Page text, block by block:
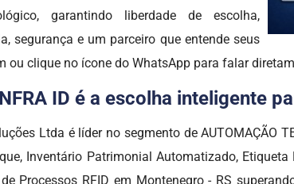
garantindo liberdade de escolha,
segurança e um parceiro que entende seus
clique no ícone do WhatsApp para falar
ID é a escolha inteligente
Ltda é líder no segmento de AUTOMAÇÃO
Inventário Patrimonial Automatizado,
Processos RFID em Montenegro - RS